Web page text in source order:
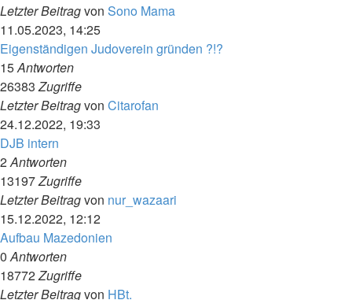
Letzter Beitragvon Sono Mama
11.05.2023, 14:25
Eigenständigen Judoverein gründen ?!?
15Antworten
26383Zugriffe
Letzter Beitragvon Citarofan
24.12.2022, 19:33
DJB intern
2Antworten
13197Zugriffe
Letzter Beitragvon nur_wazaari
15.12.2022, 12:12
Aufbau Mazedonien
0Antworten
18772Zugriffe
Letzter Beitragvon HBt.